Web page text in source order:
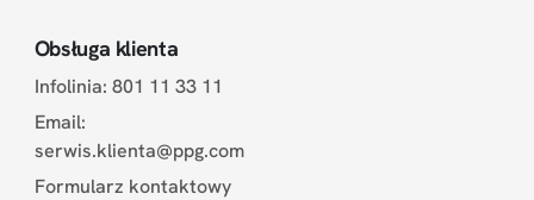
Obsługa klienta
Infolinia: 801 11 33 11
Email:
serwis.klienta@ppg.com
Formularz kontaktowy